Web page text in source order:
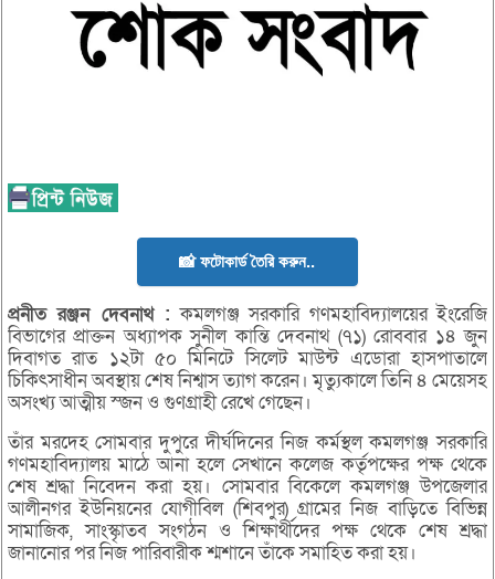
📸 ফটোকার্ড তৈরি করুন..
প্রনীতরঞ্জন দেবনাথ : কমলগঞ্জ সরকারি গণমহাবিদ্যালয়ের ইংরেজি
বিভাগের প্রাক্তন অধ্যাপক সুনীল কান্তি দেবনাথ (৭১) রোববার ১৪ জুন
দিবাগত রাত ১২টা ৫০ মিনিটে সিলেট মাউন্ট এডোরা হাসপাতালে
চিকিৎসাধীন অবস্থায় শেষ নিশ্বাস ত্যাগ করেন। মৃত্যুকালে তিনি ৪ মেয়েসহ
অসংখ্য আত্মীয় স্জন ও গুণগ্রাহী রেখে গেছেন।
তাঁর মরদেহ সোমবার দুপুরে দীর্ঘদিনের নিজ কর্মস্থল কমলগঞ্জ সরকারি
গণমহাবিদ্যালয় মাঠে আনা হলে সেখানে কলেজ কর্তৃপক্ষের পক্ষ থেকে
শেষ শ্রদ্ধা নিবেদন করা হয়। সোমবার বিকেলে কমলগঞ্জ উপজেলার
আলীনগর ইউনিয়নের যোগীবিল (শিবপুর) গ্রামের নিজ বাড়িতে বিভিন্ন
সামাজিক, সাংস্কৃাতব সংগঠন ও শিক্ষার্থীদের পক্ষ থেকে শেষ শ্রদ্ধা
জানানোর পর নিজ পারিবারীক শ্মশানে তাঁকে সমাহিত করা হয়।